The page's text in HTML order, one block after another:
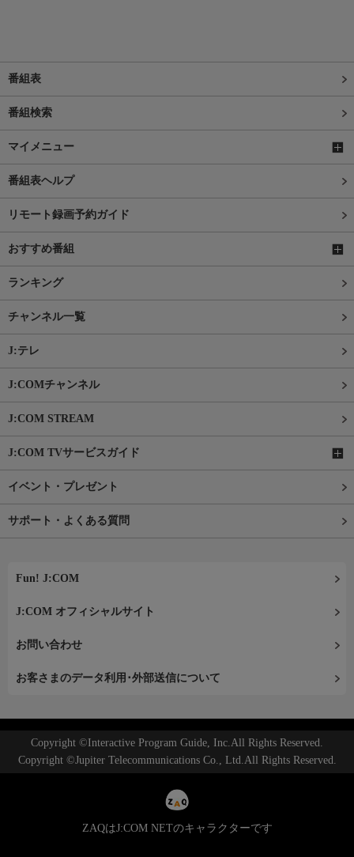
番組表
番組検索
マイメニュー
番組表ヘルプ
リモート録画予約ガイド
おすすめ番組
ランキング
チャンネル一覧
J:テレ
J:COMチャンネル
J:COM STREAM
J:COM TVサービスガイド
イベント・プレゼント
サポート・よくある質問
Fun! J:COM
J:COM オフィシャルサイト
お問い合わせ
お客さまのデータ利用･外部送信について
Copyright ©Interactive Program Guide, Inc.All Rights Reserved.
Copyright ©Jupiter Telecommunications Co., Ltd.All Rights Reserved.
ZAQはJ:COM NETのキャラクターです